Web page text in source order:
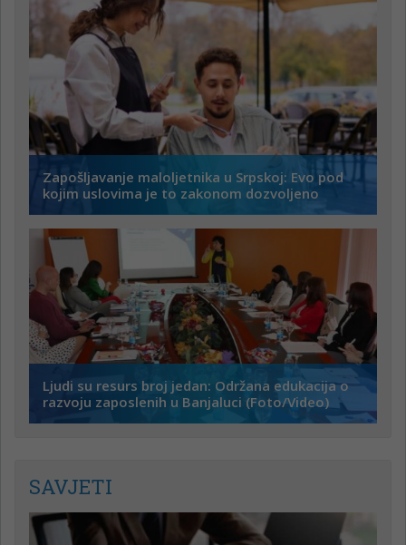
Zapošljavanje maloljetnika u Srpskoj: Evo pod
kojim uslovima je to zakonom dozvoljeno
Ljudi su resurs broj jedan: Održana edukacija o
razvoju zaposlenih u Banjaluci (Foto/Video)
SAVJETI